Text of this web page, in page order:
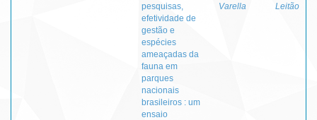
pesquisas,
efetividade de
gestão e
espécies
ameaçadas da
fauna em
parques
nacionais
brasileiros : um
ensaio
Varella
Leitão